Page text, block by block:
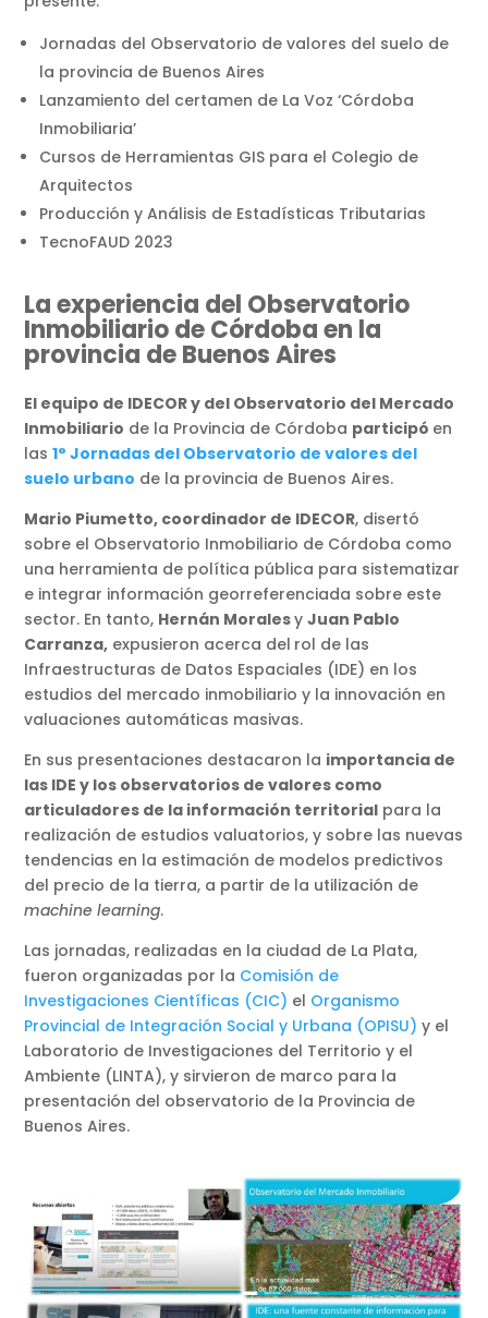
Jornadas del Observatorio de valores del suelo de
la provincia de Buenos Aires
Lanzamiento del certamen de La Voz ‘Córdoba
Inmobiliaria’
Cursos de Herramientas GIS para el Colegio de
Arquitectos
Producción y Análisis de Estadísticas Tributarias
TecnoFAUD 2023
La experiencia del Observatorio
Inmobiliario de Córdoba en la
provincia de Buenos Aires
El equipo de IDECOR y del Observatorio del Mercado
Inmobiliario de la Provincia de Córdoba participó en
las1° Jornadas del Observatorio de valores del
suelo urbano de la provincia de Buenos Aires.
Mario Piumetto, coordinador de IDECOR, disertó
sobre el Observatorio Inmobiliario de Córdoba como
una herramienta de política pública para sistematizar
e integrar información georreferenciada sobre este
sector. En tanto, Hernán MoralesyJuan Pablo
Carranza, expusieron acerca del rol de las
Infraestructuras de Datos Espaciales (IDE) en los
estudios del mercado inmobiliario y la innovación en
valuaciones automáticas masivas.
En sus presentaciones destacaron la importancia de
las IDE y los observatorios de valores como
articuladores de la información territorial para la
realización de estudios valuatorios, y sobre las nuevas
tendencias en la estimación de modelos predictivos
del precio de la tierra, a partir de la utilización de
machine learning.
Las jornadas, realizadas en la ciudad de La Plata,
fueron organizadas por la Comisión de
Investigaciones Científicas (CIC) el Organismo
Provincial de Integración Social y Urbana (OPISU) y el
Laboratorio de Investigaciones del Territorio y el
Ambiente (LINTA), y sirvieron de marco para la
presentación del observatorio de la Provincia de
Buenos Aires.